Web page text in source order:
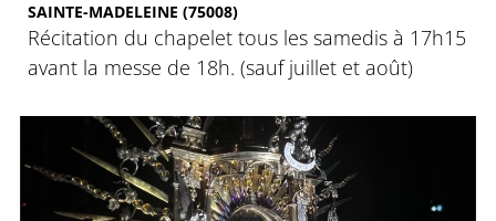
SAINTE-MADELEINE (75008)
Récitation du chapelet tous les samedis à 17h15
avant la messe de 18h. (sauf juillet et août)